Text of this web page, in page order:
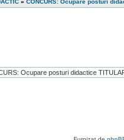
» CONCURS: Ocupare posturi